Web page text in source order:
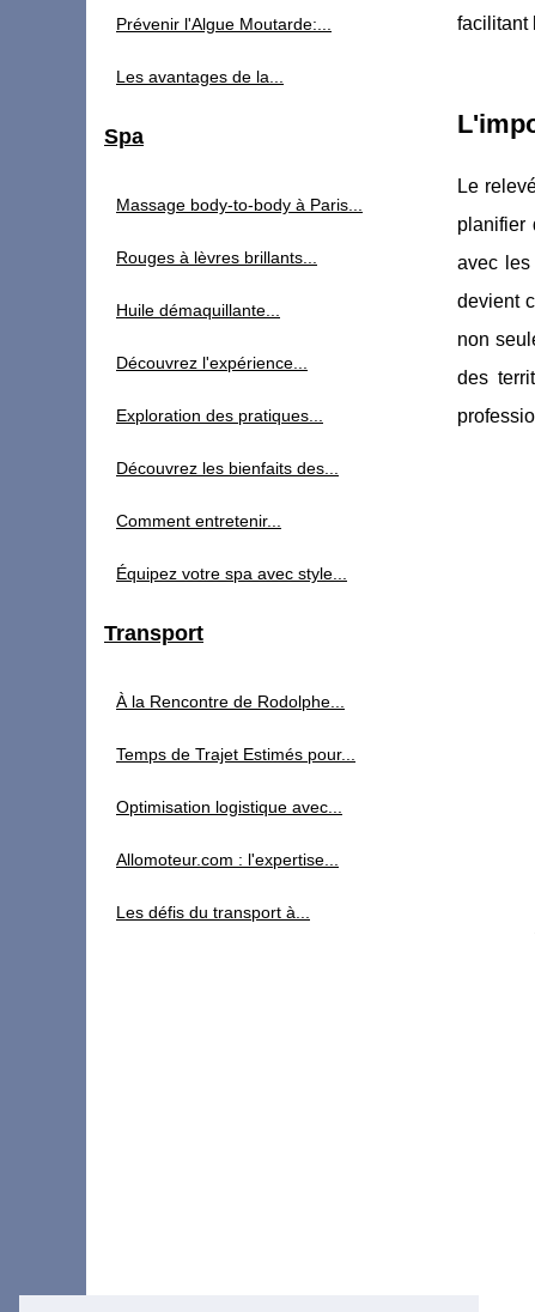
facilitant
Le
planifier
avec les
devient
non
des
Prévenir l'Algue Moutarde:...
Les avantages de la...
Spa
Massage body-to-body à Paris...
Rouges à lèvres brillants...
Huile démaquillante...
Découvrez l'expérience...
Exploration des pratiques...
Découvrez les bienfaits des...
Comment entretenir...
Équipez votre spa avec style...
Transport
À la Rencontre de Rodolphe...
Temps de Trajet Estimés pour...
Optimisation logistique avec...
Allomoteur.com : l'expertise...
Les défis du transport à...